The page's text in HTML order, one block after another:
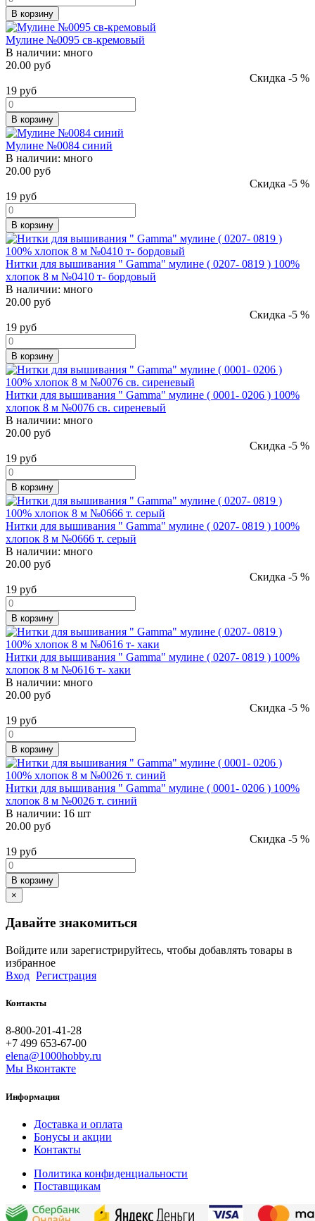
В корзину
Мулине №0095 св-кремовый
В наличии: много
20.00 руб
Скидка -5 %
19 руб
В корзину
Мулине №0084 синий
В наличии: много
20.00 руб
Скидка -5 %
19 руб
В корзину
Нитки для вышивания " Gamma" мулине ( 0207- 0819 ) 100%
хлопок 8 м №0410 т- бордовый
В наличии: много
20.00 руб
Скидка -5 %
19 руб
В корзину
Нитки для вышивания " Gamma" мулине ( 0001- 0206 ) 100%
хлопок 8 м №0076 св. сиреневый
В наличии: много
20.00 руб
Скидка -5 %
19 руб
В корзину
Нитки для вышивания " Gamma" мулине ( 0207- 0819 ) 100%
хлопок 8 м №0666 т. серый
В наличии: много
20.00 руб
Скидка -5 %
19 руб
В корзину
Нитки для вышивания " Gamma" мулине ( 0207- 0819 ) 100%
хлопок 8 м №0616 т- хаки
В наличии: много
20.00 руб
Скидка -5 %
19 руб
В корзину
Нитки для вышивания " Gamma" мулине ( 0001- 0206 ) 100%
хлопок 8 м №0026 т. синий
В наличии: 16 шт
20.00 руб
Скидка -5 %
19 руб
В корзину
×
Давайте знакомиться
Войдите или зарегистрируйтесь, чтобы добавлять товары в
избранное
Вход Регистрация
Контакты
8-800-201-41-28
+7 499 653-67-00
elena@1000hobby.ru
Мы Вконтакте
Информация
Доставка и оплата
Бонусы и акции
Контакты
Политика конфиденциальности
Поставщикам